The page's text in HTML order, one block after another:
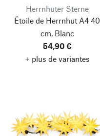
Herrnhuter Sterne
Étoile de Herrnhut A4 40
cm, Blanc
54,90 €
+ plus de variantes